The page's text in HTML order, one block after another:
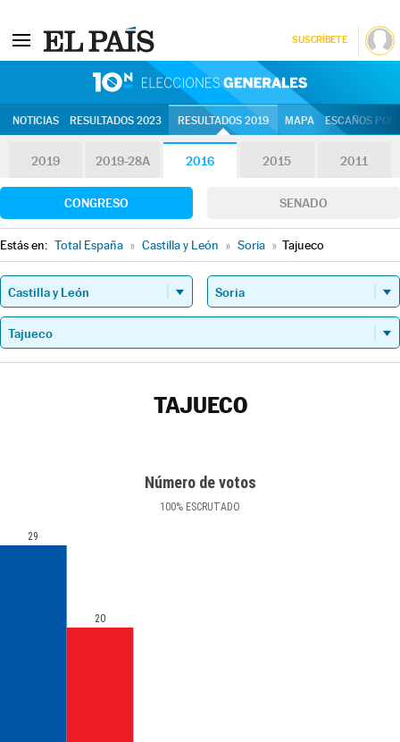
SUSCRÍBETE
NOTICIAS RESULTADOS 2023 RESULTADOS 2019 MAPA ESCAÑOS
2019 2019-28A 2016 2015 2011
CONGRESO SENADO
Estás en: Total España » Castilla y León » Soria » Tajueco
TAJUECO
Número de votos
100% ESCRUTADO
29
20